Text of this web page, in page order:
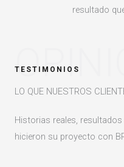
resultado
TESTIMONIOS
LO QUE NUESTROS
Historias reales,
hicieron su proyecto con